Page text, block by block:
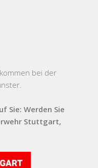
bei der
Sie: Werden Sie
Stuttgart,